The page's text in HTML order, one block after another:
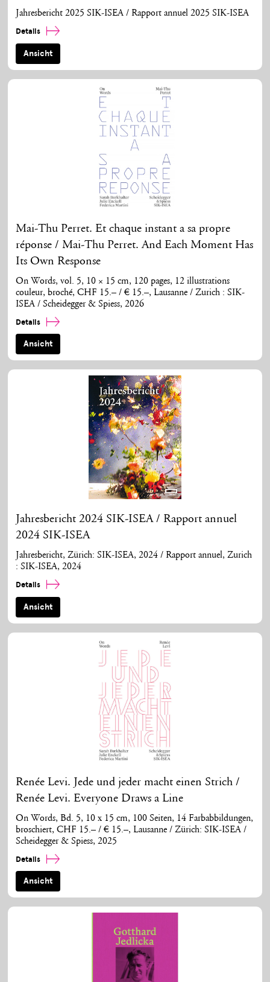
Jahresbericht 2025 SIK-ISEA / Rapport annuel 2025 SIK-ISEA
Details
Ansicht
Mai-Thu Perret. Et chaque instant a sa propre
réponse / Mai-Thu Perret. And Each Moment Has
Its Own Response
On Words, vol. 5, 10 × 15 cm, 120 pages, 12 illustrations
couleur, broché, CHF 15.– / € 15.–, Lausanne / Zurich : SIK-
ISEA / Scheidegger & Spiess, 2026
Details
Ansicht
Jahresbericht 2024 SIK-ISEA / Rapport annuel
2024 SIK-ISEA
Jahresbericht, Zürich: SIK-ISEA, 2024 / Rapport annuel, Zurich
: SIK-ISEA, 2024
Details
Ansicht
Renée Levi. Jede und jeder macht einen Strich /
Renée Levi. Everyone Draws a Line
On Words, Bd. 5, 10 x 15 cm, 100 Seiten, 14 Farbabbildungen,
broschiert, CHF 15.– / € 15.–, Lausanne / Zürich: SIK-ISEA /
Scheidegger & Spiess, 2025
Details
Ansicht